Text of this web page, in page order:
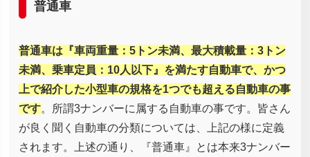
普通車
普通車は『車両重量：5トン未満、最大積載量：3トン
未満、乗車定員：10人以下』を満たす自動車で、かつ
上で紹介した小型車の規格を1つでも超える自動車の事
です。所謂3ナンバーに属する自動車の事です。皆さん
が良く聞く自動車の分類については、上記の様に定義
されます。上述の通り、『普通車』とは本来3ナンバー